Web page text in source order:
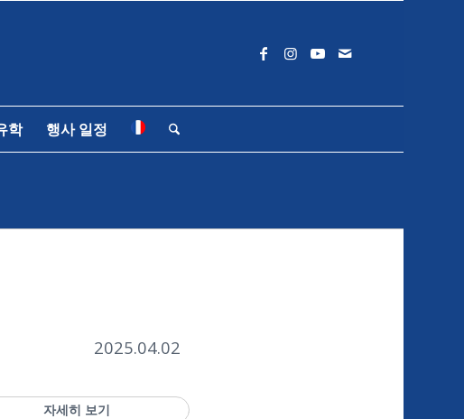
학 행사 일정
2025.04.02
자세히 보기